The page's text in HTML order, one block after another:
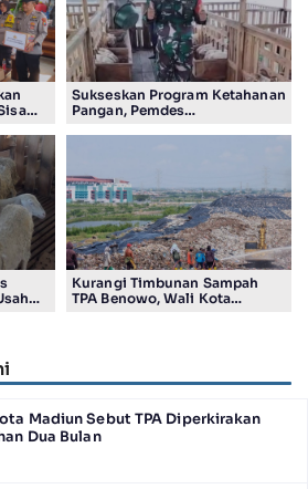
Sukseskan Program Ketahanan
Pangan, Pemdes
Kambing
Kurangi Timbunan Sampah
TPA Benowo, Wali Kota
Madiun Sebut TPA Diperkirakan
Dua Bulan